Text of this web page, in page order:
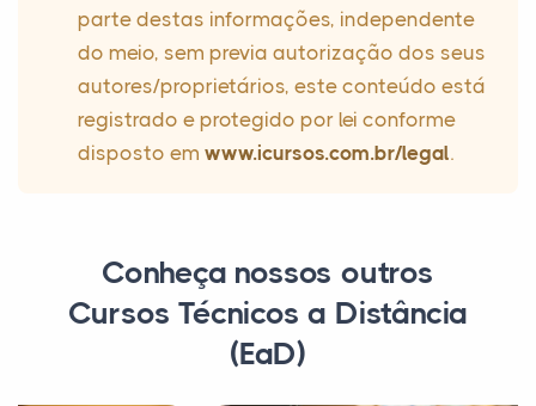
parte destas informações, independente
do meio, sem previa autorização dos seus
autores/proprietários, este conteúdo está
registrado e protegido por lei conforme
disposto em www.icursos.com.br/legal.
Conheça nossos outros
Cursos Técnicos a Distância
(EaD)